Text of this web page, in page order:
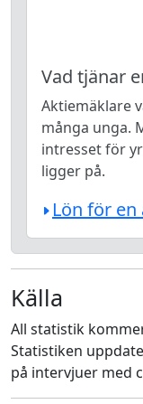
Vad tjänar
Aktiemäklare
många unga.
intresset för
ligger på.
Lön för
Källa
All statistik
Statistiken
på intervjuer med